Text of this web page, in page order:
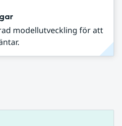
modellutveckling för att